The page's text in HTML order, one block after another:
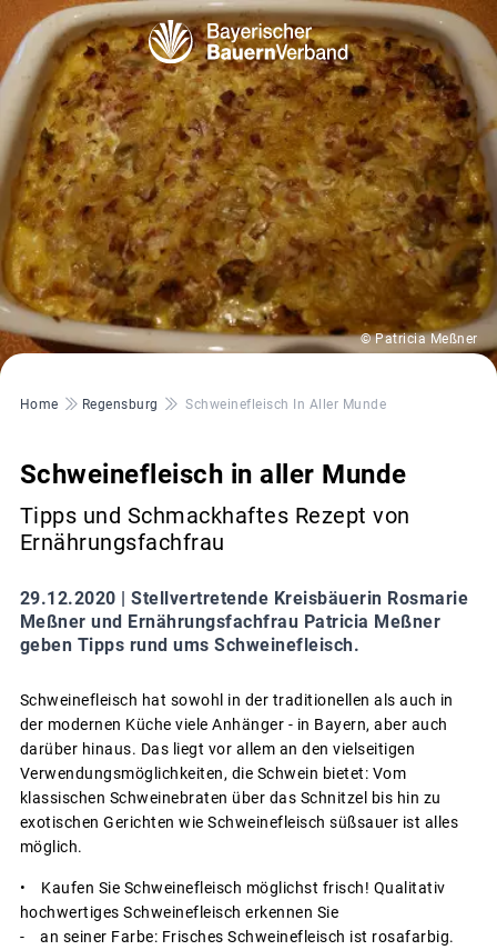
© Patricia Meßner
Pfadnavigation
Home Regensburg Schweinefleisch In Aller Munde
Schweinefleisch in aller Munde
Tipps und Schmackhaftes Rezept von
Ernährungsfachfrau
29.12.2020 | Stellvertretende Kreisbäuerin Rosmarie
Meßner und Ernährungsfachfrau Patricia Meßner
geben Tipps rund ums Schweinefleisch.
Schweinefleisch hat sowohl in der traditionellen als auch in
der modernen Küche viele Anhänger - in Bayern, aber auch
darüber hinaus. Das liegt vor allem an den vielseitigen
Verwendungsmöglichkeiten, die Schwein bietet: Vom
klassischen Schweinebraten über das Schnitzel bis hin zu
exotischen Gerichten wie Schweinefleisch süßsauer ist alles
möglich.
• Kaufen Sie Schweinefleisch möglichst frisch! Qualitativ
hochwertiges Schweinefleisch erkennen Sie
- an seiner Farbe: Frisches Schweinefleisch ist rosafarbig.